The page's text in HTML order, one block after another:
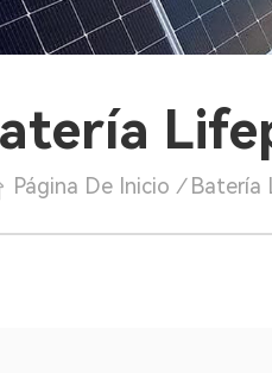
Página De Inicio / Batería